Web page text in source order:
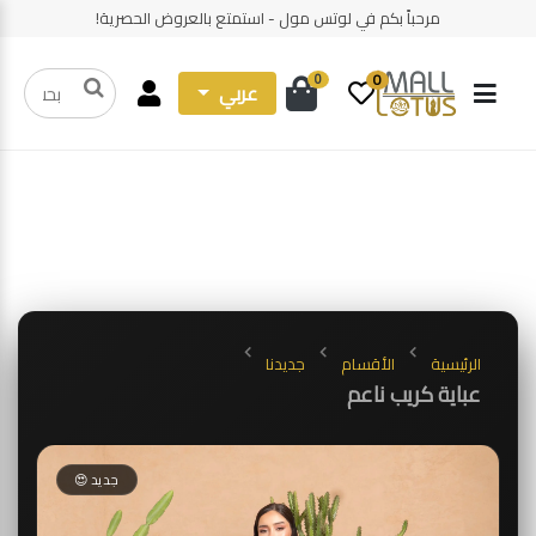
مرحباً بكم في لوتس مول - استمتع بالعروض الحصرية!
0
0 عربي
الرئيسية الأقسام جديدنا
عباية كريب ناعم
جديد 😍